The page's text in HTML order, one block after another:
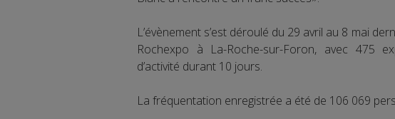
L’évènement s’est déroulé du 29 avril au 8 mai
Rochexpo à La-Roche-sur-Foron, avec 475
d’activité durant 10 jours.
La fréquentation enregistrée a été de 106 069